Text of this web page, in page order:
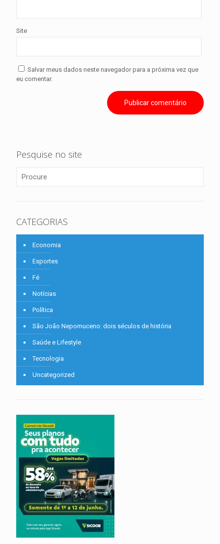
Site
Salvar meus dados neste navegador para a próxima vez que
eu comentar.
Pesquise no site
CATEGORIAS
Economia
Esportes
Fé
Notícias
Política
São João Nepomuceno: dois séculos de história
Saúde e Lifestyle
Tecnologia
Uncategorized